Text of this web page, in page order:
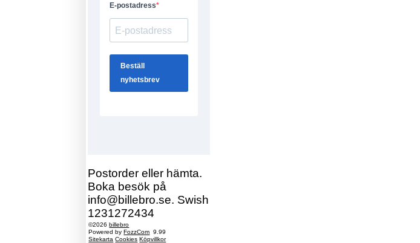
Postorder eller hämta.
Boka besök på
info@billebro.se. Swish
1231272434
©2026billebro
Powered byFozzCom 9.99
Sitekarta Cookies Köpvillkor